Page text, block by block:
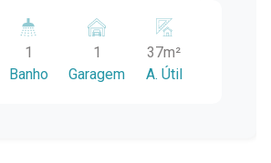
um dormitório bem-iluminado,
ou casais que procuram uma
1
Banho
1
Garagem
37m²
A. Útil